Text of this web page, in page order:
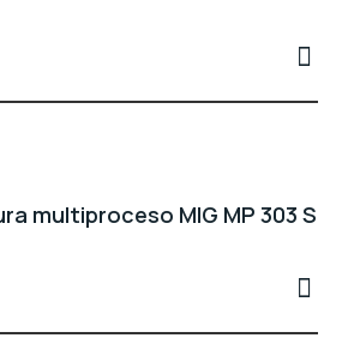
multiproceso MIG MP 303 S